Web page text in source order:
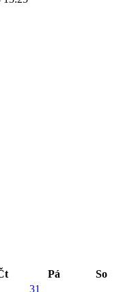
Pá
So
31